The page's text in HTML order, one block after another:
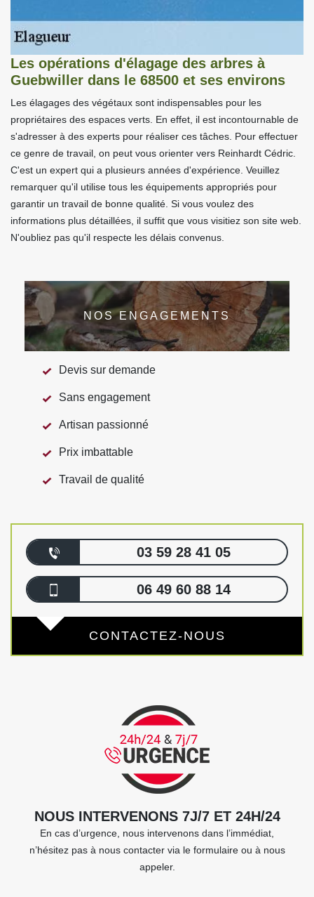
Les opérations d'élagage des arbres à
Guebwiller dans le 68500 et ses environs
Les élagages des végétaux sont indispensables pour les
propriétaires des espaces verts. En effet, il est incontournable de
s'adresser à des experts pour réaliser ces tâches. Pour effectuer
ce genre de travail, on peut vous orienter vers Reinhardt Cédric.
C'est un expert qui a plusieurs années d'expérience. Veuillez
remarquer qu'il utilise tous les équipements appropriés pour
garantir un travail de bonne qualité. Si vous voulez des
informations plus détaillées, il suffit que vous visitiez son site web.
N'oubliez pas qu'il respecte les délais convenus.
NOS ENGAGEMENTS
Devis sur demande
Sans engagement
Artisan passionné
Prix imbattable
Travail de qualité
03 59 28 41 05
06 49 60 88 14
CONTACTEZ-NOUS
NOUS INTERVENONS 7J/7 ET 24H/24
En cas d’urgence, nous intervenons dans l’immédiat,
n’hésitez pas à nous contacter via le formulaire ou à nous
appeler.